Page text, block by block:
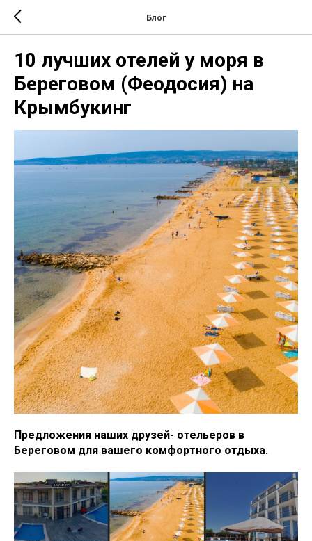
Блог
10 лучших отелей у моря в
Береговом (Феодосия) на
Крымбукинг
Предложения наших друзей- отельеров в
Береговом для вашего комфортного отдыха.